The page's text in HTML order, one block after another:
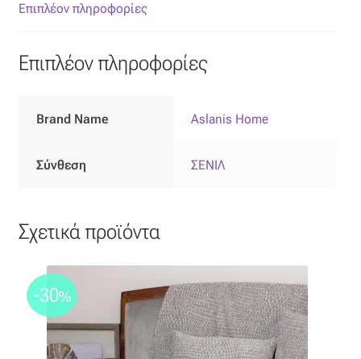
Ζακάρ
Καραβόπανο
Λονέτα
Μουσελίνα
Μπροκάρ
Επιπλέον πληροφορίες
Επιπλέον πληροφορίες
Brand Name Aslanis Home
Σύνθεση ΣΕΝΙΛ
Σχετικά προϊόντα
-30%